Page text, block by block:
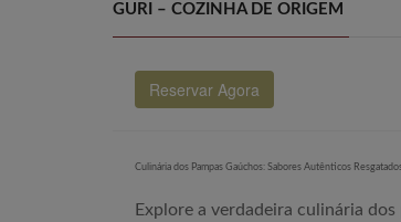
GURI – COZINHA DE ORIGEM
Reservar Agora
Culinária dos Pampas Gaúchos: Sabores Autênticos
Explore a verdadeira culinária